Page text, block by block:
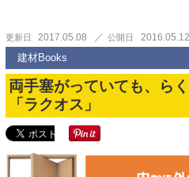
更新日 2017.05.08 公開日 2016.05.12
建材Books
両手塞がっていても、ら
「ラクオス」